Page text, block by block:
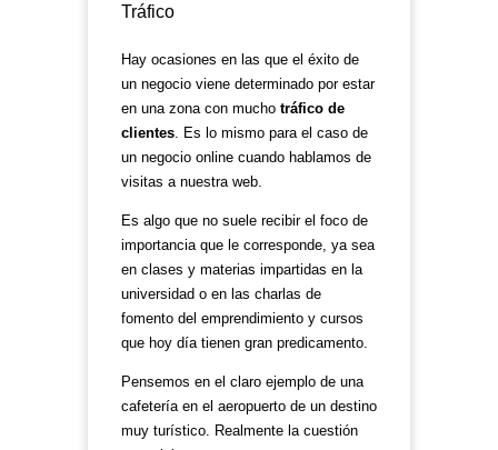
Tráfico
Hay ocasiones en las que el éxito de
un negocio viene determinado por estar
en una zona con mucho tráfico de
clientes . Es lo mismo para el caso de
un negocio online cuando hablamos de
visitas a nuestra web.
Es algo que no suele recibir el foco de
importancia que le corresponde, ya sea
en clases y materias impartidas en la
universidad o en las charlas de
fomento del emprendimiento y cursos
que hoy día tienen gran predicamento.
Pensemos en el claro ejemplo de una
cafetería en el aeropuerto de un destino
muy turístico. Realmente la cuestión